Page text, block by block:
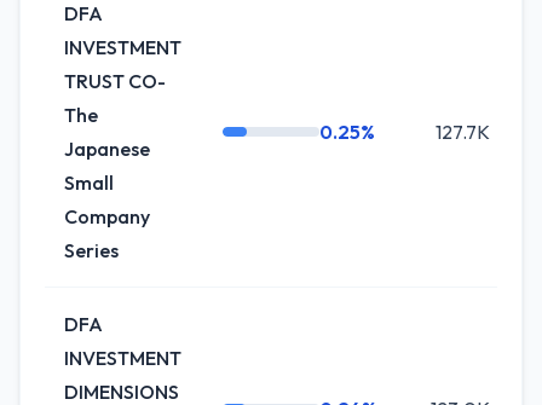
DFA
INVESTMENT
TRUST CO-
The
Japanese
Small
Company
Series
0.25% 127.7K
DFA
INVESTMENT
DIMENSIONS